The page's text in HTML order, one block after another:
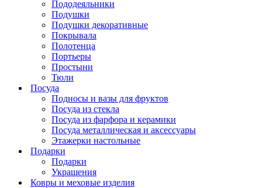
Пододеяльники
Подушки
Подушки декоративные
Покрывала
Полотенца
Портьеры
Простыни
Тюли
Посуда
Подносы и вазы для фруктов
Посуда из стекла
Посуда из фарфора и керамики
Посуда металлическая и аксессуары
Этажерки настольные
Подарки
Подарки
Украшения
Ковры и меховые изделия